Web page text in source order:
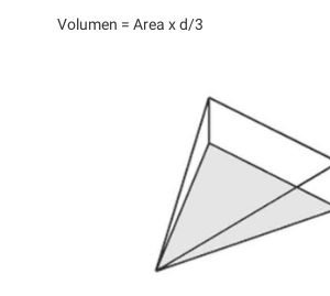
Volumen = Area x d/3